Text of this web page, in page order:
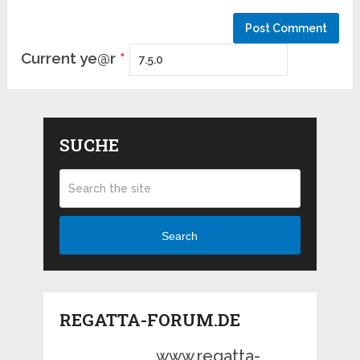
Current ye@r *
SUCHE
Search
REGATTA-FORUM.DE